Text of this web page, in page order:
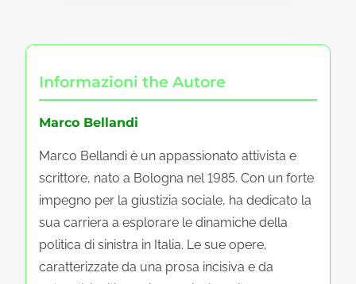
Informazioni the Autore
Marco Bellandi
Marco Bellandi è un appassionato attivista e
scrittore, nato a Bologna nel 1985. Con un forte
impegno per la giustizia sociale, ha dedicato la
sua carriera a esplorare le dinamiche della
politica di sinistra in Italia. Le sue opere,
caratterizzate da una prosa incisiva e da